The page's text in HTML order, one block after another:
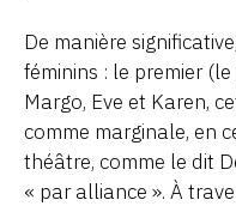
De manière
féminins : le premier
Margo, Eve et Karen,
comme marginale, en
théâtre, comme le dit
« par alliance ». À